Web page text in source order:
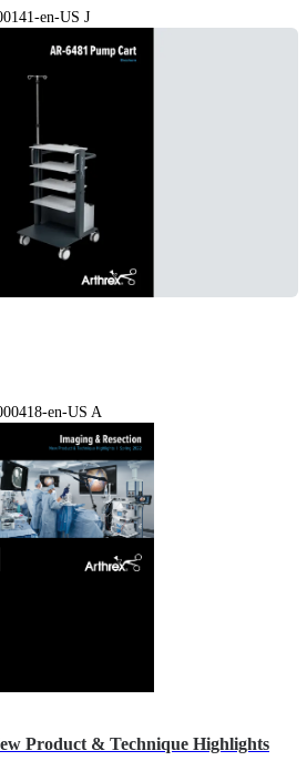
en-US J
en-US A
Product & Technique Highlights